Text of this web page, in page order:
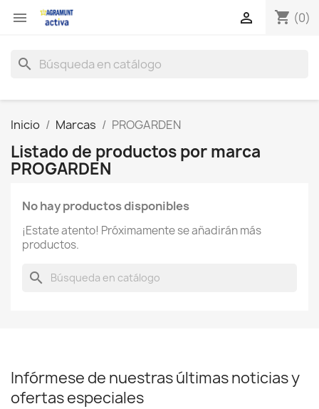
 shopping_cart (0)

search
Inicio Marcas PROGARDEN
Listado de productos por marca
PROGARDEN
No hay productos disponibles
¡Estate atento! Próximamente se añadirán más
productos.
search
Infórmese de nuestras últimas noticias y
ofertas especiales